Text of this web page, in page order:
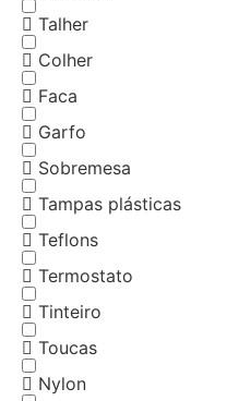
Talher
Colher
Faca
Garfo
Sobremesa
Tampas plásticas
Teflons
Termostato
Tinteiro
Toucas
Nylon